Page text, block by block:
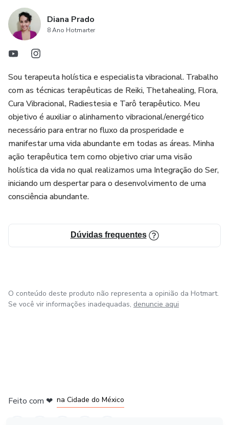
- Respondendo as suas perguntas: Envie até 4 perguntas
que gostaria de realizar sobre sua vida afetiva. Medite suas
perguntas e acolha as respostas. É melhor saber e
entender a realidade do que ficar presa a ilusão. O poder da
AÇÃO e da CRIAÇÃO, está estruturado no princípio da
- Linha do tempo do amor
- Mensagem para meditar
- Energia para se conectar
O nosso contato será realizado via Whatsapp, anote o
meu telefone 31 99122-5795.
Diana Prado
Diana Prado
8 Ano Hotmarter
Sou terapeuta holística e especialista vibracional. Trabalho
com as técnicas terapêuticas de Reiki, Thetahealing, Flora,
Cura Vibracional, Radiestesia e Tarô terapêutico. Meu
objetivo é auxiliar o alinhamento vibracional/energético
necessário para entrar no fluxo da prosperidade e
manifestar uma vida abundante em todas as áreas. Minha
ação terapêutica tem como objetivo criar uma visão
holística da vida no qual realizamos uma Integração do Ser,
iniciando um despertar para o desenvolvimento de uma
consciência abundante.
Dúvidas frequentes
O conteúdo deste produto não representa a opinião da Hotmart.
Se você vir informações inadequadas, denuncie aqui
Feito com ❤ na Cidade do México